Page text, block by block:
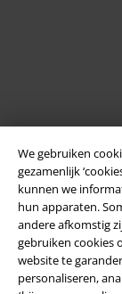
We gebruiken
gezamenlijk
kunnen we
hun apparaten.
andere afkomstig
gebruiken cookies
website te
personaliseren,